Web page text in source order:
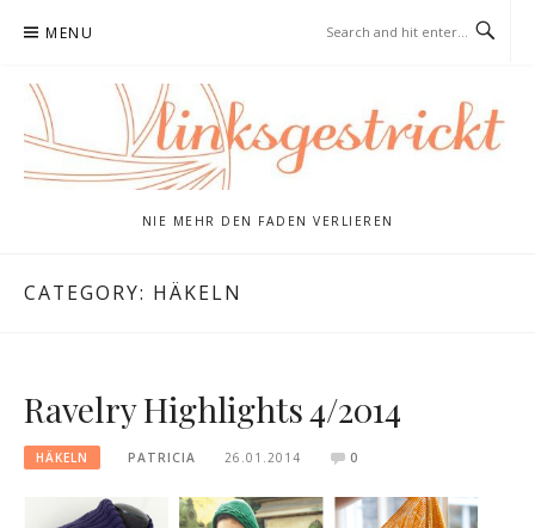
MENU
NIE MEHR DEN FADEN VERLIEREN
CATEGORY: HÄKELN
Ravelry Highlights 4/2014
HÄKELN PATRICIA 26.01.2014 0